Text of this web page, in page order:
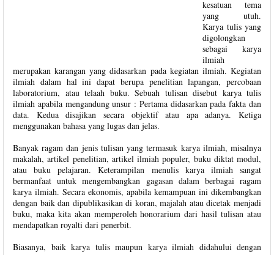
kesatuan tema
yang utuh.
Karya tulis yang
digolongkan
sebagai karya
ilmiah
merupakan karangan yang didasarkan pada kegiatan ilmiah. Kegiatan
ilmiah dalam hal ini dapat berupa penelitian lapangan, percobaan
laboratorium, atau telaah buku. Sebuah tulisan disebut karya tulis
ilmiah apabila mengandung unsur : Pertama didasarkan pada fakta dan
data. Kedua disajikan secara objektif atau apa adanya. Ketiga
menggunakan bahasa yang lugas dan jelas.
Banyak ragam dan jenis tulisan yang termasuk karya ilmiah, misalnya
makalah, artikel penelitian, artikel ilmiah populer, buku diktat modul,
atau buku pelajaran. Keterampilan menulis karya ilmiah sangat
bermanfaat untuk mengembangkan gagasan dalam berbagai ragam
karya ilmiah. Secara ekonomis, apabila kemampuan ini dikembangkan
dengan baik dan dipublikasikan di koran, majalah atau dicetak menjadi
buku, maka kita akan memperoleh honorarium dari hasil tulisan atau
mendapatkan royalti dari penerbit.
Biasanya, baik karya tulis maupun karya ilmiah didahului dengan